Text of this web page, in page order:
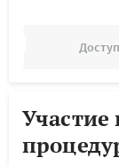
Участие